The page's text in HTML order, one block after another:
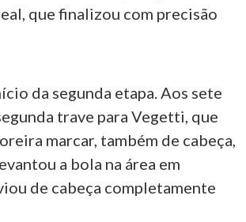
que finalizou com precisão
da segunda etapa. Aos sete
trave para Vegetti, que
marcar, também de cabeça,
a bola na área em
de cabeça completamente